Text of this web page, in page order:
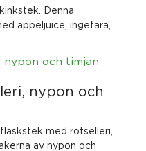
Denna
äppeljuice, ingefära,
nypon och
med rotselleri,
av nypon och